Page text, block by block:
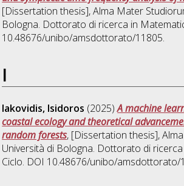
[Dissertation thesis], Alma Mater
Bologna. Dottorato di ricerca in
10.48676/unibo/amsdottorato/11805.
I
Iakovidis, Isidoros (2025)A machine
coastal ecology and theoretical
random forests, [Dissertation thesis],
Università di Bologna. Dottorato di ricerca
Ciclo. DOI 10.48676/unibo/amsdottorato/